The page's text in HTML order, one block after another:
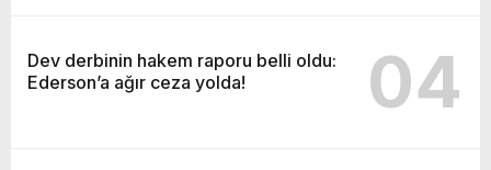
Dev derbinin hakem raporu belli oldu:
Ederson’a ağır ceza yolda!
04